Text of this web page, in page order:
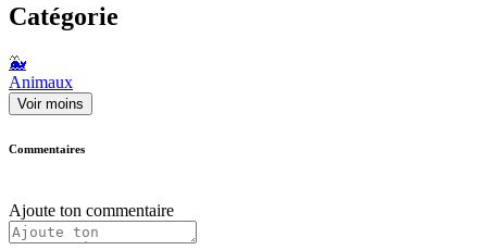
Catégorie
🐳
Animaux
Voir moins
Commentaires
Ajoute ton commentaire